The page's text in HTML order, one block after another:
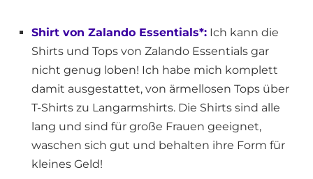
Shirt von Zalando Essentials*: Ich kann die
Shirts und Tops von Zalando Essentials gar
nicht genug loben! Ich habe mich komplett
damit ausgestattet, von ärmellosen Tops über
T-Shirts zu Langarmshirts. Die Shirts sind alle
lang und sind für große Frauen geeignet,
waschen sich gut und behalten ihre Form für
kleines Geld!